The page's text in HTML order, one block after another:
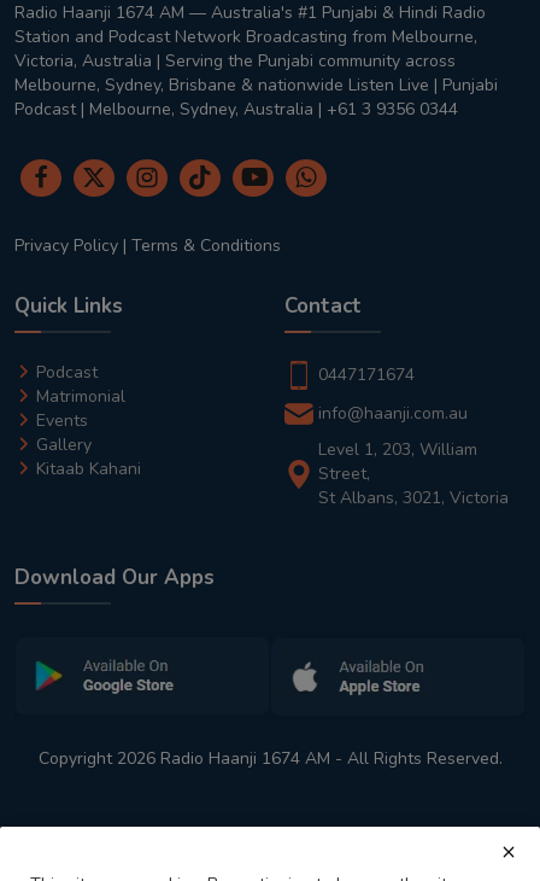
Radio Haanji 1674 AM — Australia's #1 Punjabi & Hindi Radio
Station and Podcast Network Broadcasting from Melbourne,
Victoria, Australia | Serving the Punjabi community across
Melbourne, Sydney, Brisbane & nationwide Listen Live | Punjabi
Podcast | Melbourne, Sydney, Australia | +61 3 9356 0344
Privacy Policy | Terms & Conditions
Quick Links
Podcast
Matrimonial
Events
Gallery
Kitaab Kahani
Contact
0447171674
info@haanji.com.au
Level 1, 203, William
Street,
St Albans, 3021, Victoria
Download Our Apps
Copyright 2026 Radio Haanji 1674 AM - All Rights Reserved.